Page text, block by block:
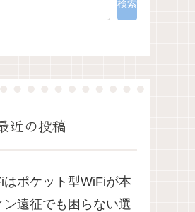
検索
近の投稿
ポケット型WiFiが本
遠征でも困らない選